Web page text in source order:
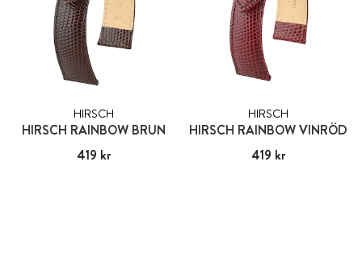
HIRSCH
HIRSCH RAINBOW BRUN
Pris:419 kr
419 kr
HIRSCH
HIRSCH RAINBOW VINRÖD
Pris:419 kr
419 kr